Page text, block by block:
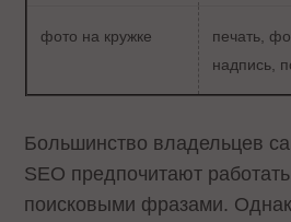
фото на кружке
печать,
надпись,
Большинство владельцев
SEO предпочитают
поисковыми фразами.